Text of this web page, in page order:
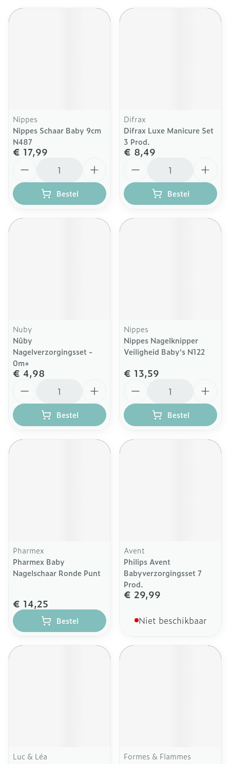
Nippes
Nippes Schaar Baby 9cm
N487
€ 17,99
Bestel
Difrax
Difrax Luxe Manicure Set
3 Prod.
€ 8,49
Bestel
Nuby
Nûby
Nagelverzorgingsset -
0m+
€ 4,98
Bestel
Nippes
Nippes Nagelknipper
Veiligheid Baby's N122
€ 13,59
Bestel
Pharmex
Pharmex Baby
Nagelschaar Ronde Punt
€ 14,25
Bestel
Avent
Philips Avent
Babyverzorgingsset 7
Prod.
€ 29,99
Niet beschikbaar
Luc & Léa
Formes & Flammes